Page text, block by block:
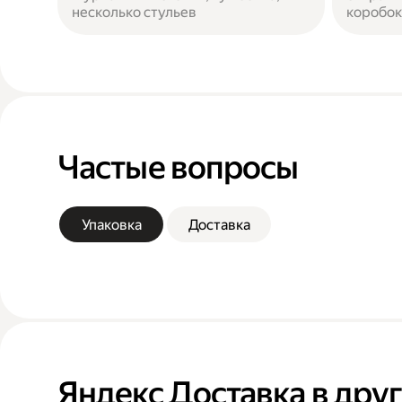
несколько стульев
коробок
Частые вопросы
Упаковка Доставка
Яндекс Доставка в